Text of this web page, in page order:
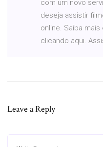
com um novo
deseja assistir
online. Saiba
clicando aqui.
Leave a Reply